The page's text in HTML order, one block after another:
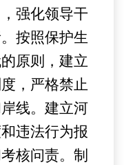
强化领导干
按照保护生
原则，建立
，严格禁止
线。建立河
违法行为报
核问责。制